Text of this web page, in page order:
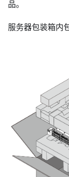
品。
服务器包装箱内